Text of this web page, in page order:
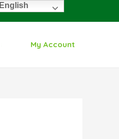
My Account
English